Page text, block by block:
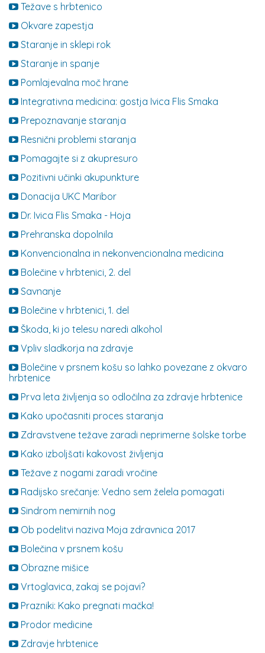
Težave s hrbtenico
Okvare zapestja
Staranje in sklepi rok
Staranje in spanje
Pomlajevalna moč hrane
Integrativna medicina: gostja Ivica Flis Smaka
Prepoznavanje staranja
Resnični problemi staranja
Pomagajte si z akupresuro
Pozitivni učinki akupunkture
Donacija UKC Maribor
Dr. Ivica Flis Smaka - Hoja
Prehranska dopolnila
Konvencionalna in nekonvencionalna medicina
Bolečine v hrbtenici, 2. del
Savnanje
Bolečine v hrbtenici, 1. del
Škoda, ki jo telesu naredi alkohol
Vpliv sladkorja na zdravje
Bolečine v prsnem košu so lahko povezane z okvaro
hrbtenice
Prva leta življenja so odločilna za zdravje hrbtenice
Kako upočasniti proces staranja
Zdravstvene težave zaradi neprimerne šolske torbe
Kako izboljšati kakovost življenja
Težave z nogami zaradi vročine
Radijsko srečanje: Vedno sem želela pomagati
Sindrom nemirnih nog
Ob podelitvi naziva Moja zdravnica 2017
Bolečina v prsnem košu
Obrazne mišice
Vrtoglavica, zakaj se pojavi?
Prazniki: Kako pregnati mačka!
Prodor medicine
Zdravje hrbtenice